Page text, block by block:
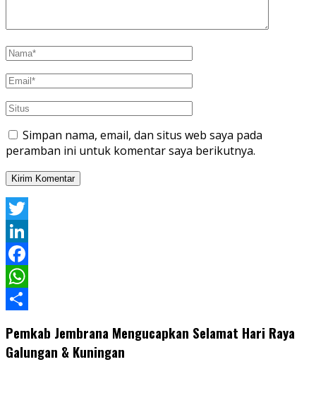
Simpan nama, email, dan situs web saya pada
peramban ini untuk komentar saya berikutnya.
Twitter
LinkedIn
Facebook
WhatsApp
Pemkab Jembrana Mengucapkan Selamat Hari Raya
Galungan & Kuningan